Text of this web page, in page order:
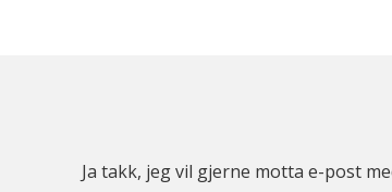
Ja takk, jeg vil gjerne motta e-post